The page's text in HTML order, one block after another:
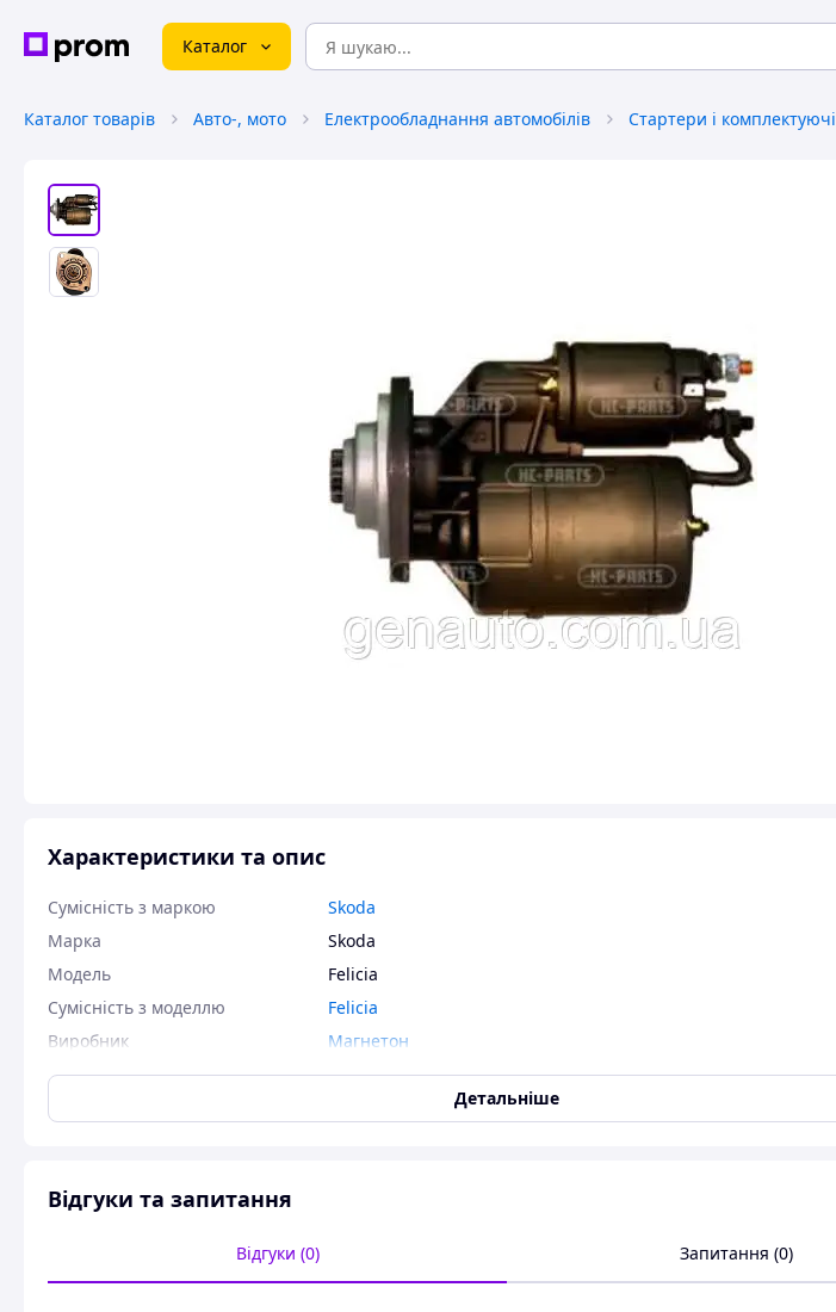
Каталог
Каталог товарів Авто-, мото Електрообладнання автомобілів Стартери і комплектуючі
Характеристики та опис
Сумісність з маркою
Skoda
Марка
Skoda
Модель
Felicia
Сумісність з моделлю
Felicia
Виробник
Магнетон
Країна виробник
Польща
Номінальна потужність
Детальніше
Відгуки та запитання
Відгуки (0) Запитання (0)